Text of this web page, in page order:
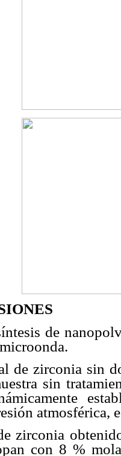
de
de zirconia sin
sin
atmosférica,
zirconia
con 8 %